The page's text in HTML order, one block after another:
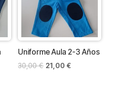
Uniforme Aula 2-3 Años
30,00€ El
21,00 €